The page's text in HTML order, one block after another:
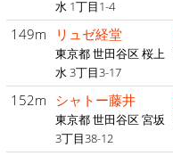
水 1丁目1-4
149m リュゼ経堂
東京都 世田谷区 桜上
水 3丁目3-17
152m シャトー藤井
東京都 世田谷区 宮坂
3丁目38-12